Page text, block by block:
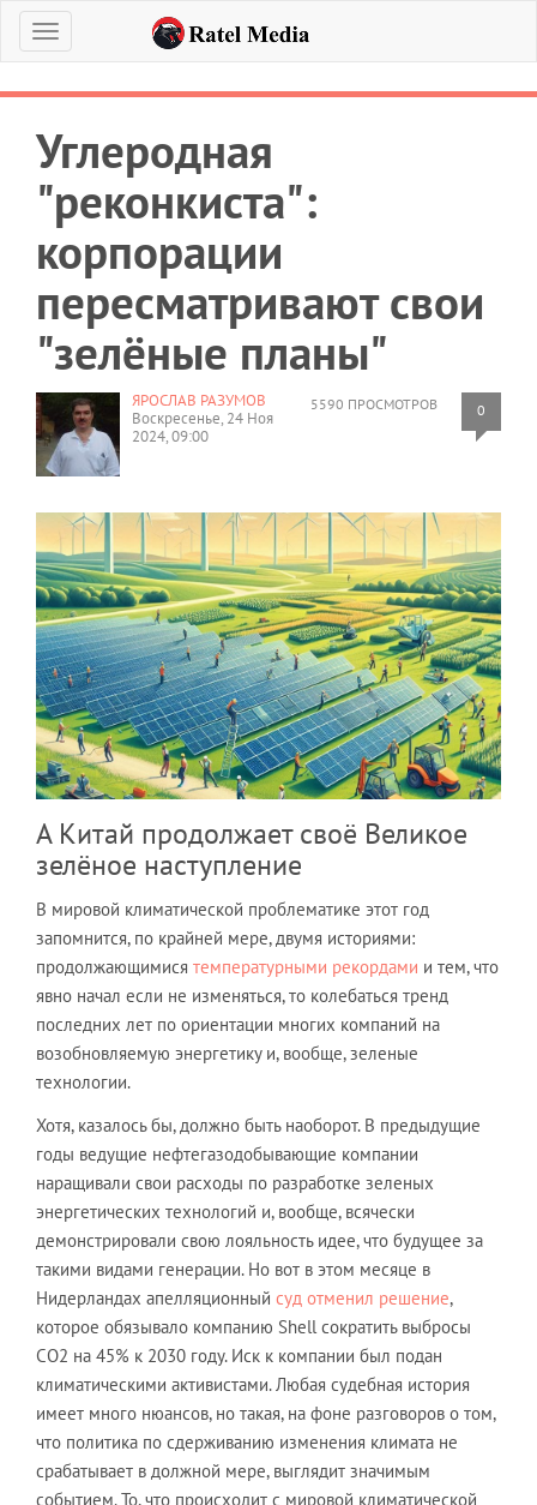
Меню
Углеродная
"реконкиста":
корпорации
пересматривают свои
"зелёные планы"
5590 ПРОСМОТРОВ 0
ЯРОСЛАВ РАЗУМОВ
Воскресенье, 24 Ноя
2024, 09:00
А Китай продолжает своё Великое
зелёное наступление
В мировой климатической проблематике этот год
запомнится, по крайней мере, двумя историями:
продолжающимися температурными рекордами и тем, что
явно начал если не изменяться, то колебаться тренд
последних лет по ориентации многих компаний на
возобновляемую энергетику и, вообще, зеленые
технологии.
Хотя, казалось бы, должно быть наоборот. В предыдущие
годы ведущие нефтегазодобывающие компании
наращивали свои расходы по разработке зеленых
энергетических технологий и, вообще, всячески
демонстрировали свою лояльность идее, что будущее за
такими видами генерации. Но вот в этом месяце в
Нидерландах апелляционный суд отменил решение,
которое обязывало компанию Shell сократить выбросы
СО2 на 45% к 2030 году. Иск к компании был подан
климатическими активистами. Любая судебная история
имеет много нюансов, но такая, на фоне разговоров о том,
что политика по сдерживанию изменения климата не
срабатывает в должной мере, выглядит значимым
событием. То, что происходит с мировой климатической